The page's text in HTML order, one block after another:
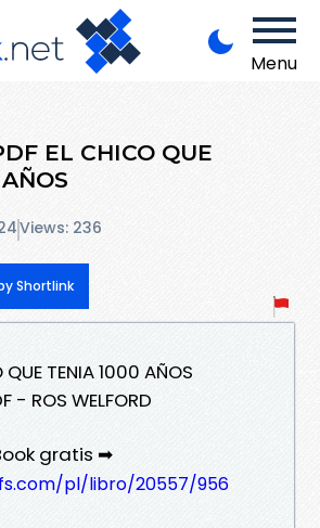
Menu
EL CHICO QUE
Views: 236
Shortlink
TENIA 1000 AÑOS
ROS WELFORD
gratis ➡
pl/libro/20557/956